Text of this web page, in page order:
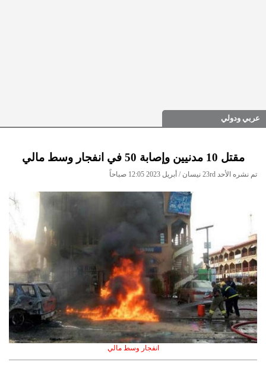
عربي ودولي
مقتل 10 مدنيين وإصابة 50 في انفجار وسط مالي
تم نشره الأحد 23rd نيسان / أبريل 2023 12:05 صباحاً
انفجار وسط مالي